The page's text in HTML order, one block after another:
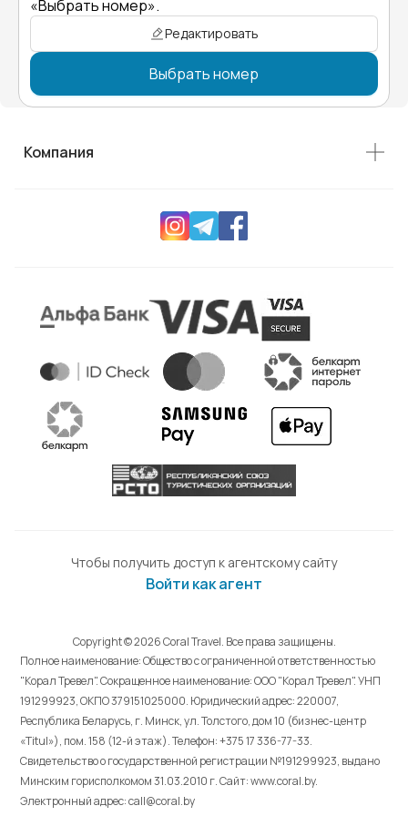
«Выбрать номер».
Редактировать
Выбрать номер
Компания
Чтобы получить доступ к агентскому сайту
Войти как агент
Copyright © 2026 Coral Travel. Все права защищены.
Полное наименование: Общество с ограниченной ответственностью
"Корал Тревел". Сокращенное наименование: ООО "Корал Тревел". УНП
191299923, ОКПО 379151025000. Юридический адрес: 220007,
Республика Беларусь, г. Минск, ул. Толстого, дом 10 (бизнес-центр
«Titul»), пом. 158 (12-й этаж). Телефон: +375 17 336-77-33.
Свидетельство о государственной регистрации №191299923, выдано
Минским горисполкомом 31.03.2010 г. Cайт: www.coral.by.
Электронный адрес: call@coral.by